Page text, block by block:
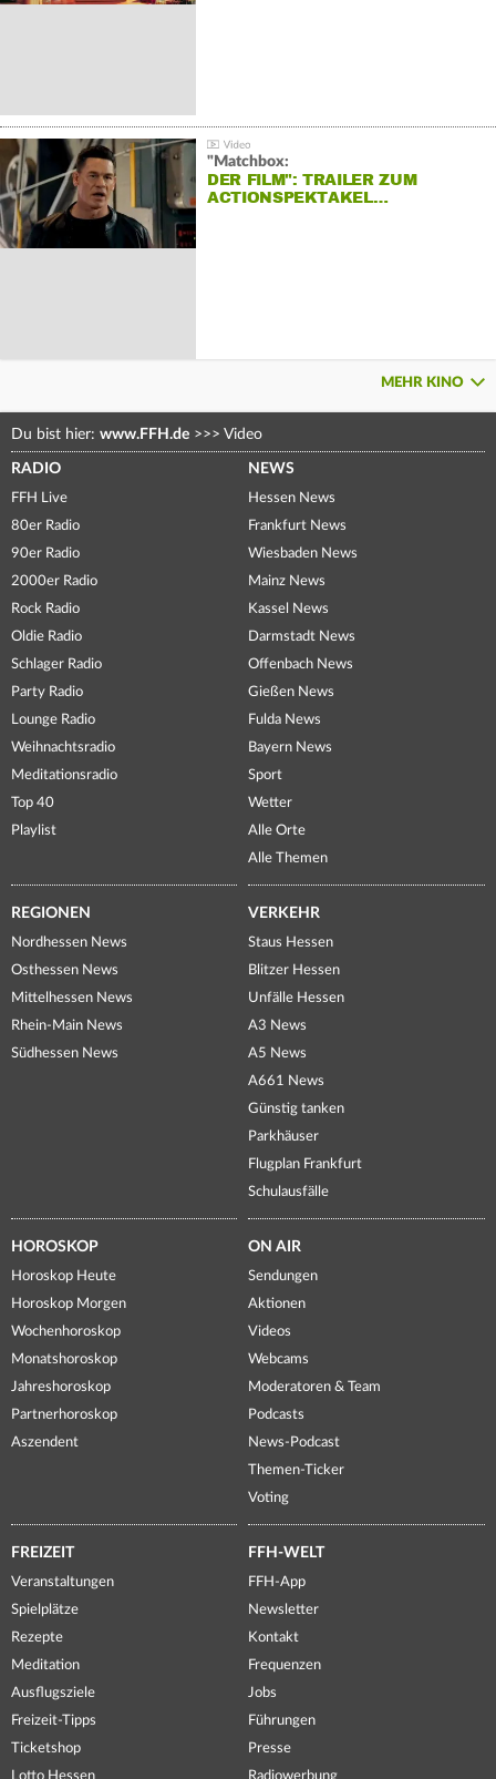
"Matchbox:
DER FILM": TRAILER ZUM
ACTIONSPEKTAKEL…
MEHR KINO
Du bist hier: www.FFH.de >>> Video
RADIO
FFH Live
80er Radio
90er Radio
2000er Radio
Rock Radio
Oldie Radio
Schlager Radio
Party Radio
Lounge Radio
Weihnachtsradio
Meditationsradio
Top 40
Playlist
NEWS
Hessen News
Frankfurt News
Wiesbaden News
Mainz News
Kassel News
Darmstadt News
Offenbach News
Gießen News
Fulda News
Bayern News
Sport
Wetter
Alle Orte
Alle Themen
REGIONEN
Nordhessen News
Osthessen News
Mittelhessen News
Rhein-Main News
Südhessen News
VERKEHR
Staus Hessen
Blitzer Hessen
Unfälle Hessen
A3 News
A5 News
A661 News
Günstig tanken
Parkhäuser
Flugplan Frankfurt
Schulausfälle
HOROSKOP
Horoskop Heute
Horoskop Morgen
Wochenhoroskop
Monatshoroskop
Jahreshoroskop
Partnerhoroskop
Aszendent
ON AIR
Sendungen
Aktionen
Videos
Webcams
Moderatoren & Team
Podcasts
News-Podcast
Themen-Ticker
Voting
FREIZEIT
Veranstaltungen
Spielplätze
Rezepte
Meditation
Ausflugsziele
Freizeit-Tipps
Ticketshop
Lotto Hessen
FFH-WELT
FFH-App
Newsletter
Kontakt
Frequenzen
Jobs
Führungen
Presse
Radiowerbung